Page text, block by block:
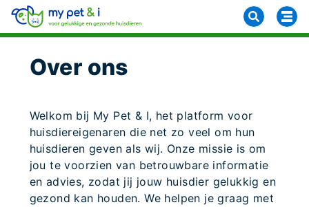
Over ons
Welkom bij My Pet & I, het platform voor
huisdiereigenaren die net zo veel om hun
huisdieren geven als wij. Onze missie is om
jou te voorzien van betrouwbare informatie
en advies, zodat jij jouw huisdier gelukkig en
gezond kan houden. We helpen je graag met